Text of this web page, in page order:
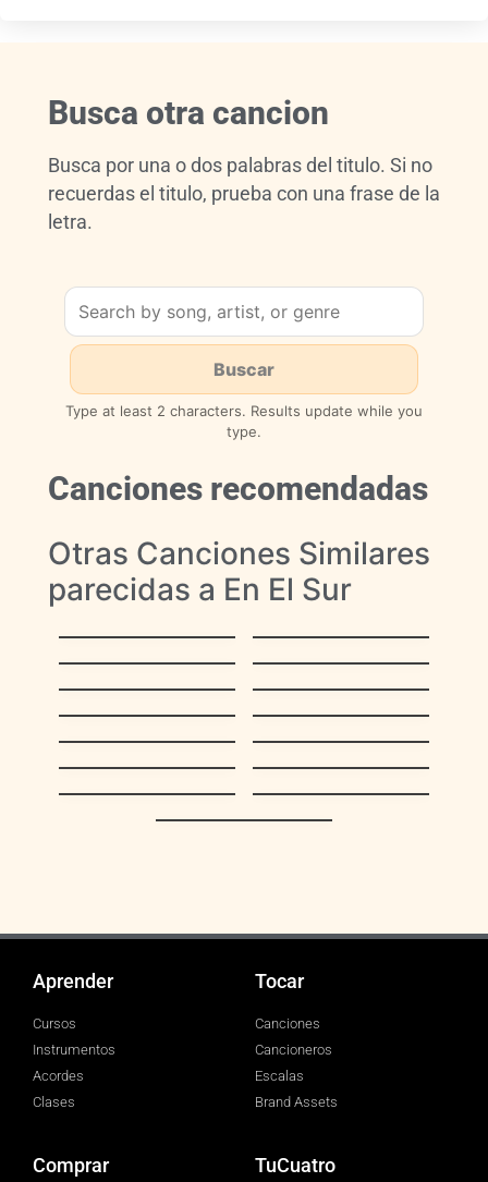
Busca otra cancion
Busca por una o dos palabras del titulo. Si no
recuerdas el titulo, prueba con una frase de la
letra.
Type at least 2 characters. Results update while you
type.
Canciones recomendadas
Otras Canciones Similares
parecidas a En El Sur
La Bikina
Ciudad Bolívar
Son Chispitas
Médanos
Rosario
Epa Isidoro
La Bikina
Ansiedad
Venezuela
(Mujer Meridena)
Juramento
Coriano
estrella
Playon Veleño
Con Tu Recuerdo
Aprender
Cursos
Instrumentos
Acordes
Clases
Tocar
Canciones
Cancioneros
Escalas
Brand Assets
Comprar TuCuatro